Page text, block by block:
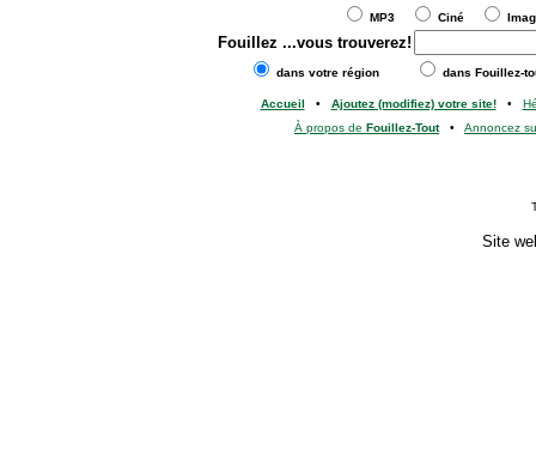
MP3 Ciné
Fouillez ...vous trouverez!
dans votre région dans Fouillez-
Accueil • Ajoutez (modifiez) votre site!•
À propos de Fouillez-Tout• Annoncez
Site